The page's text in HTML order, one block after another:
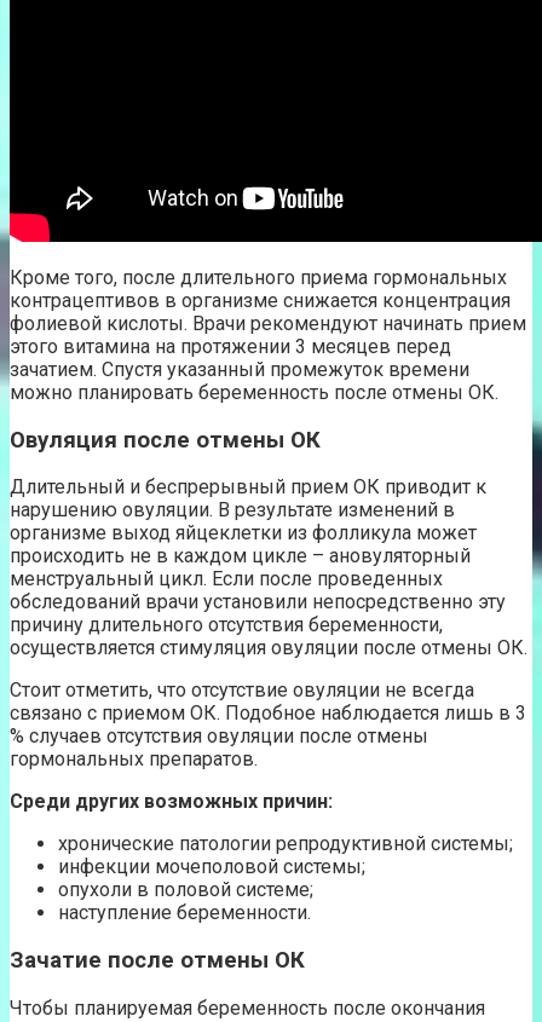
Кроме того, после длительного приема гормональных
контрацептивов в организме снижается концентрация
фолиевой кислоты. Врачи рекомендуют начинать прием
этого витамина на протяжении 3 месяцев перед
зачатием. Спустя указанный промежуток времени
можно планировать беременность после отмены ОК.
Овуляция после отмены ОК
Длительный и беспрерывный прием ОК приводит к
нарушению овуляции. В результате изменений в
организме выход яйцеклетки из фолликула может
происходить не в каждом цикле – ановуляторный
менструальный цикл. Если после проведенных
обследований врачи установили непосредственно эту
причину длительного отсутствия беременности,
осуществляется стимуляция овуляции после отмены ОК.
Стоит отметить, что отсутствие овуляции не всегда
связано с приемом ОК. Подобное наблюдается лишь в 3
% случаев отсутствия овуляции после отмены
гормональных препаратов.
Среди других возможных причин:
хронические патологии репродуктивной системы;
инфекции мочеполовой системы;
опухоли в половой системе;
наступление беременности.
Зачатие после отмены ОК
Чтобы планируемая беременность после окончания